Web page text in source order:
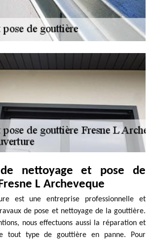
nettoyage et pose de
L Archeveque
est une entreprise professionnelle et
de pose et nettoyage de la gouttière.
nous effectuons aussi la réparation et
tout type de gouttière en panne. Pour